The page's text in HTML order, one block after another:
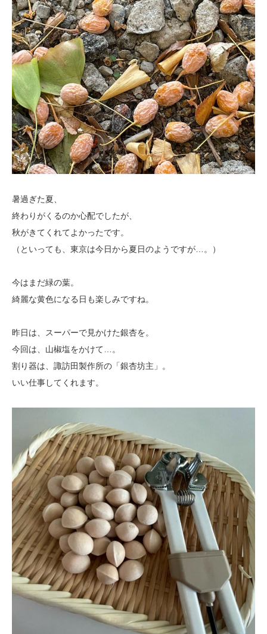
暑過ぎた夏、
終わりがくるのか心配でしたが、
秋がきてくれてよかったです。
（といっても、東京は今日から夏日のようですが…。）
今はまだ緑の葉。
綺麗な黄色になる日も楽しみですね。
昨日は、スーパーで見かけた銀杏を。
今回は、山椒塩をかけて…。
割り器は、諏訪田製作所の「銀杏坊主」。
いい仕事してくれます。